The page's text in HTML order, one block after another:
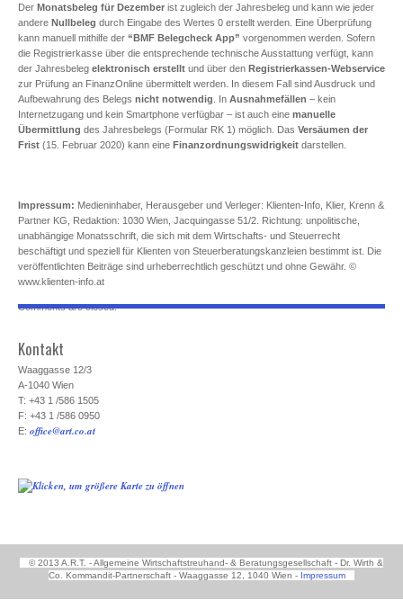
Der Monatsbeleg für Dezember ist zugleich der Jahresbeleg und kann wie jeder
andere Nullbeleg durch Eingabe des Wertes 0 erstellt werden. Eine Überprüfung
kann manuell mithilfe der “BMF Belegcheck App” vorgenommen werden. Sofern
die Registrierkasse über die entsprechende technische Ausstattung verfügt, kann
der Jahresbeleg elektronisch erstellt und über den Registrierkassen-Webservice
zur Prüfung an FinanzOnline übermittelt werden. In diesem Fall sind Ausdruck und
Aufbewahrung des Belegs nicht notwendig . In Ausnahmefällen – kein
Internetzugang und kein Smartphone verfügbar – ist auch eine manuelle
Übermittlung des Jahresbelegs (Formular RK 1) möglich. Das Versäumen der
Frist (15. Februar 2020) kann eine Finanzordnungswidrigkeit darstellen.
Impressum: Medieninhaber, Herausgeber und Verleger: Klienten-Info, Klier, Krenn &
Partner KG, Redaktion: 1030 Wien, Jacquingasse 51/2. Richtung: unpolitische,
unabhängige Monatsschrift, die sich mit dem Wirtschafts- und Steuerrecht
beschäftigt und speziell für Klienten von Steuerberatungskanzleien bestimmt ist. Die
veröffentlichten Beiträge sind urheberrechtlich geschützt und ohne Gewähr. ©
www.klienten-info.at
Comments are closed.
Kontakt
Waaggasse 12/3
A-1040 Wien
T: +43 1 /586 1505
F: +43 1 /586 0950
E: office@art.co.at
© 2013 A.R.T. - Allgemeine Wirtschaftstreuhand- & Beratungsgesellschaft - Dr. Wirth &
Co. Kommandit-Partnerschaft - Waaggasse 12, 1040 Wien - Impressum